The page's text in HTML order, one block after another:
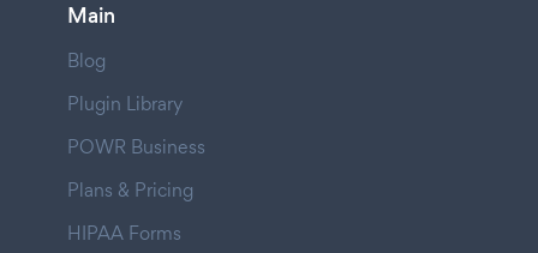
Main
Blog
Plugin Library
POWR Business
Plans & Pricing
HIPAA Forms